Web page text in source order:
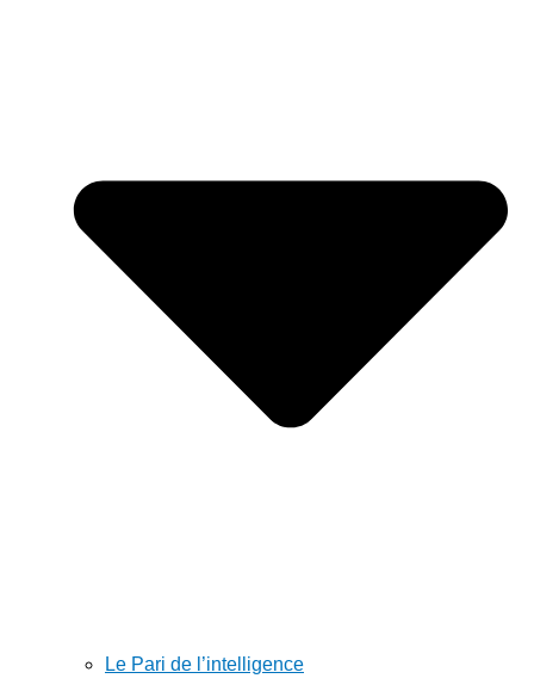
Le Pari de l’intelligence